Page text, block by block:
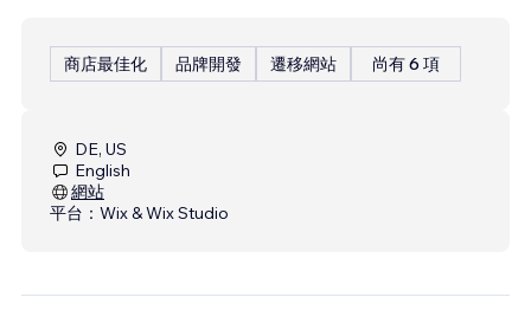
商店最佳化 品牌開發 遷移網站 尚有 6 項
DE, US
English
網站
平台： Wix & Wix Studio